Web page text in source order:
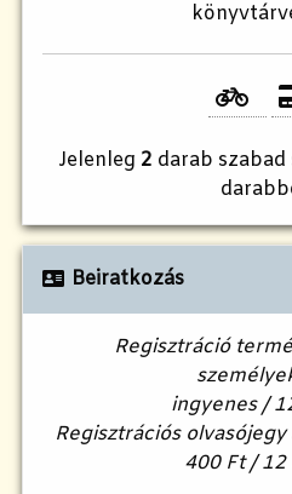
Jelenleg 2 darab
Beiratkozás
Regisztráció
ingyenes /
Regisztrációs
400 Ft / 12